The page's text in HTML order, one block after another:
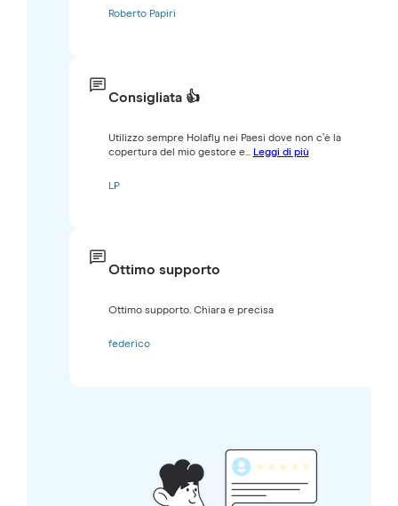
Roberto Papiri
Consigliata 👍
Utilizzo sempre Holafly nei Paesi dove non c’è la
copertura del mio gestore e... Leggi di più
LP
Ottimo supporto
Ottimo supporto. Chiara e precisa
federico